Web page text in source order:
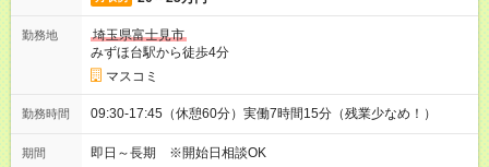
勤務地
埼玉県富士見市
みずほ台駅から徒歩4分
マスコミ
勤務時間 09:30-17:45（休憩60分）実働7時間15分（残業少なめ！）
期間 即日～長期 ※開始日相談OK